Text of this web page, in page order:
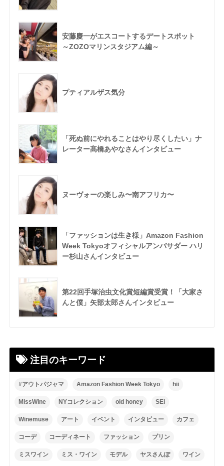
安藤慶一がエスコートするデートスポット
～ZOZOマリンスタジアム編～
プティアルザス気分
「死ぬ前にやれることはやり尽くしたい」ナ
レーター髙橋あやなさんインタビュー
ヌーヴォーの楽しみ〜南アフリカ〜
「ファッションは生き様」Amazon Fashion
Week Tokyoオフィシャルアンバサダー ハリ
ー杉山さんインタビュー
第22回手塚治虫文化賞短編賞受賞！「大家さ
んと僕」矢部太郎さんインタビュー
注目のキーワード
#アウトパジャマ Amazon Fashion Week Tokyo hii
MissWine NYコレクション old honey SEi
Winemuse アート イベント インタビュー カフェ
コーデ コーディネート ファッション プリン
ミスワイン ミス・ワイン モデル ヤスさんぽ ワイン